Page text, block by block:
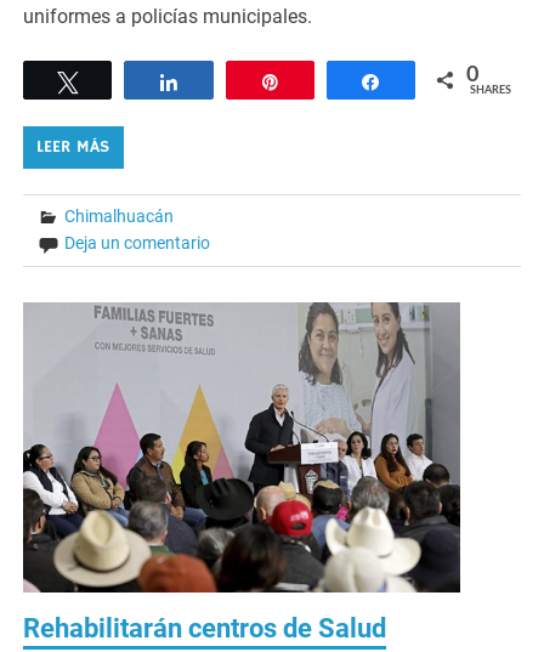
uniformes a policías municipales.
Share 0
SHARES
LEER MÁS
Chimalhuacán
Deja un comentario
Rehabilitarán centros de Salud